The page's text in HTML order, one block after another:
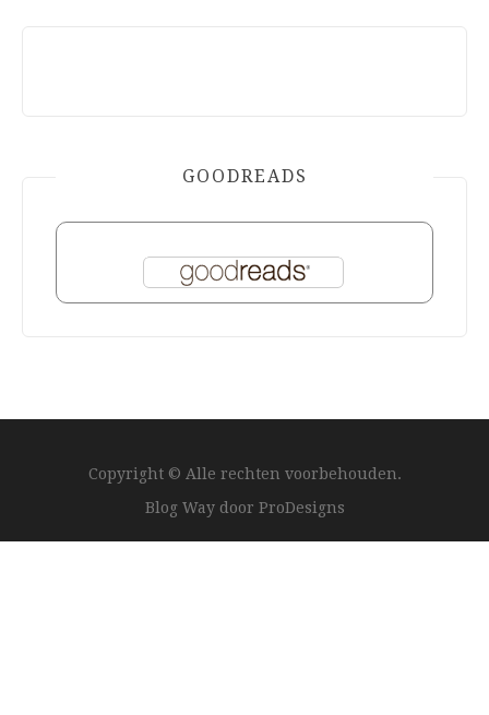
GOODREADS
Copyright © Alle rechten voorbehouden.
Blog Way door ProDesigns